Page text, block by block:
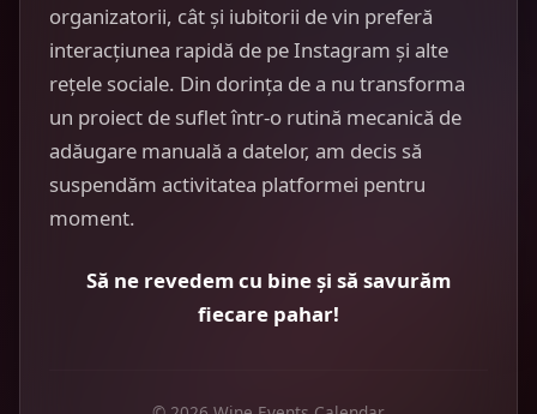
organizatorii, cât și iubitorii de vin preferă
interacțiunea rapidă de pe Instagram și alte
rețele sociale. Din dorința de a nu transforma
un proiect de suflet într-o rutină mecanică de
adăugare manuală a datelor, am decis să
suspendăm activitatea platformei pentru
moment.
Să ne revedem cu bine și să savurăm
fiecare pahar!